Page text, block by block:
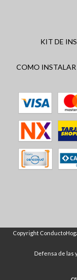
KIT DE
COMO INSTALAR
Copyright
Defensa de las